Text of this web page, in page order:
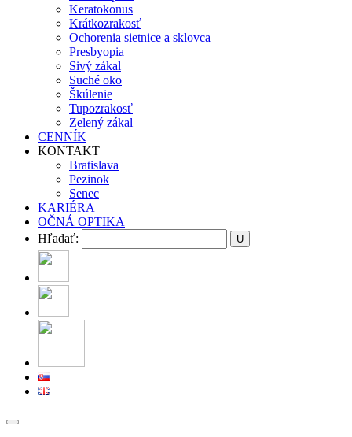
Keratokonus
Krátkozrakosť
Ochorenia sietnice a sklovca
Presbyopia
Sivý zákal
Suché oko
Škúlenie
Tupozrakosť
Zelený zákal
CENNÍK
KONTAKT
Bratislava
Pezinok
Senec
KARIÉRA
OČNÁ OPTIKA
Hľadať: